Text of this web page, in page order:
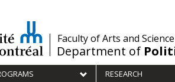
/Faculty of Arts and Science
Department of
RESEARCH